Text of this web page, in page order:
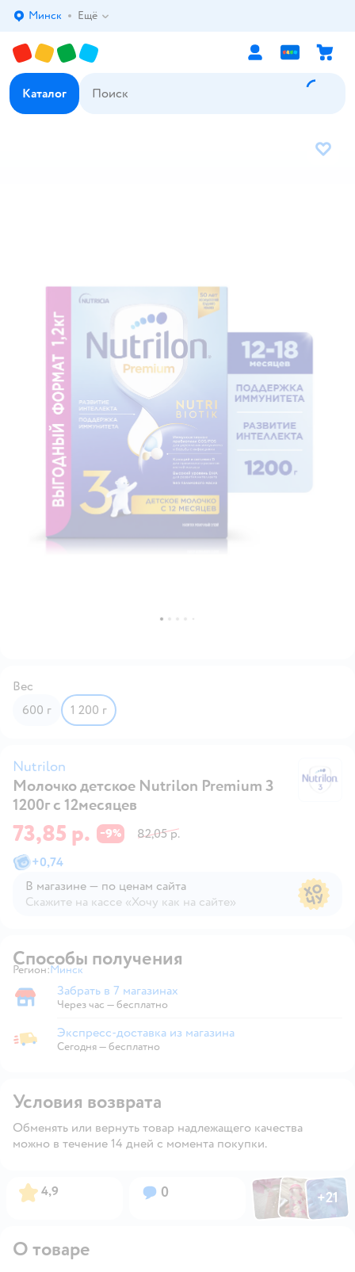
Выбор адреса доставки.
Минск Ещё
Каталог
В
Вес
600 г
1 200 г
Nutrilon
Молочко детское Nutrilon Premium 3
1200г с 12месяцев
73,85 р. −9%
82,05 р.
+0,74
В магазине — по ценам сайта
Скажите на кассе «Хочу как на сайте»
Способы получения
Регион: Выбор адреса доставки.
Минск
Забрать в магазине
Забрать в 7 магазинах
Через час — бесплатно
Экспресс-доставка из магазина
Экспресс-доставка из магазина
Сегодня—бесплатно
Условия возврата
Обменять или вернуть товар надлежащего качества
можно в течение 14 дней с момента покупки.
Рейтинг:
4,9 Вопросов:
0 ФотоФотоФото
+21
Открыть
О товаре